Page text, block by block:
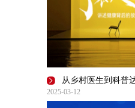
2025-03-12